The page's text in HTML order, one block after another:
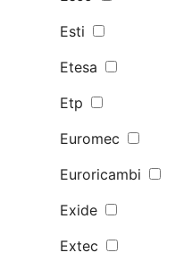
Esti
Etesa
Etp
Euromec
Euroricambi
Exide
Extec